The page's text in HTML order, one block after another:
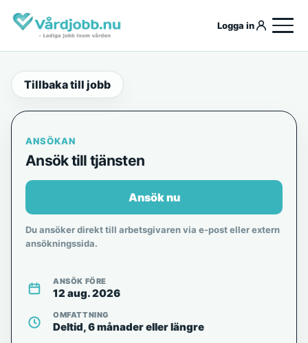
Logga in
Tillbaka till jobb
ANSÖKAN
Ansök till tjänsten
Ansök nu
Du ansöker direkt till arbetsgivaren via e-post eller extern
ansökningssida.
ANSÖK FÖRE
12 aug. 2026
OMFATTNING
Deltid, 6 månader eller längre